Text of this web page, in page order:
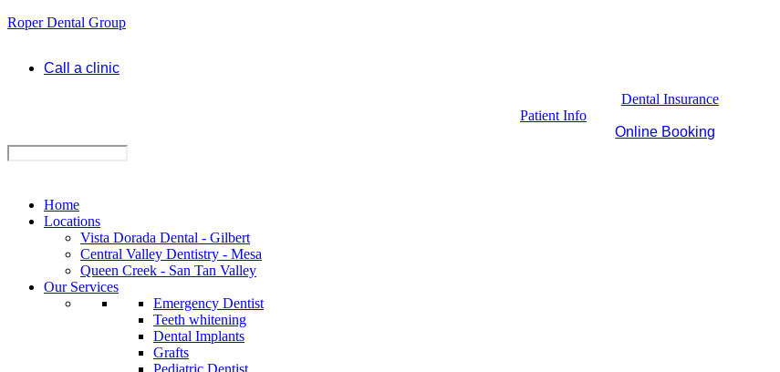
Roper Dental Group
Call a clinic
Dental Insurance
Patient Info
Online Booking
Home
Locations
Vista Dorada Dental - Gilbert
Central Valley Dentistry - Mesa
Queen Creek - San Tan Valley
Our Services
Emergency Dentist
Teeth whitening
Dental Implants
Grafts
Pediatric Dentist